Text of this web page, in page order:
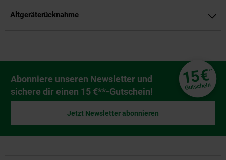
Altgeräterücknahme
Newsletter Anmeldung
Abonniere unseren Newsletter und
sichere dir einen 15 €**-Gutschein!
15€**
Gutschein
Jetzt Newsletter abonnieren